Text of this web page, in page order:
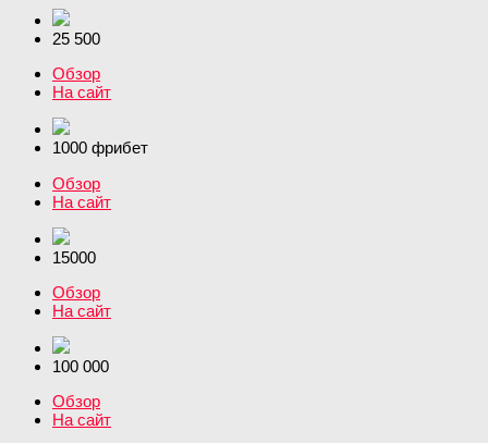
25 500
Обзор
На сайт
1000 фрибет
Обзор
На сайт
15000
Обзор
На сайт
100 000
Обзор
На сайт